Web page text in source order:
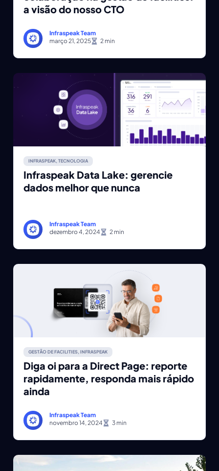
a visão do nosso CTO
Infraspeak Team
março 21, 2025
INFRASPEAK, TECNOLOGIA
Infraspeak Data Lake: gerencie
dados melhor que nunca
Infraspeak Team
dezembro 4, 2024
GESTÃO DE FACILITIES, INFRASPEAK
Diga oi para a Direct Page: reporte
rapidamente, responda mais rápido
ainda
Infraspeak Team
novembro 14, 2024